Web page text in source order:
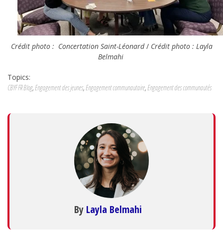
Crédit photo : Concertation Saint-Léonard/ Crédit photo : Layla
Belmahi
Topics:
CBYF FR Blog,Engagement des jeunes,Engagement communautaire,Engagement des communautés
By Layla Belmahi